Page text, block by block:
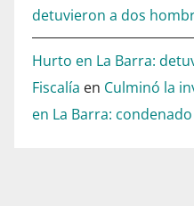
detuvieron a dos
Hurto en La Barra:
Fiscalía en Culminó la
en La Barra: